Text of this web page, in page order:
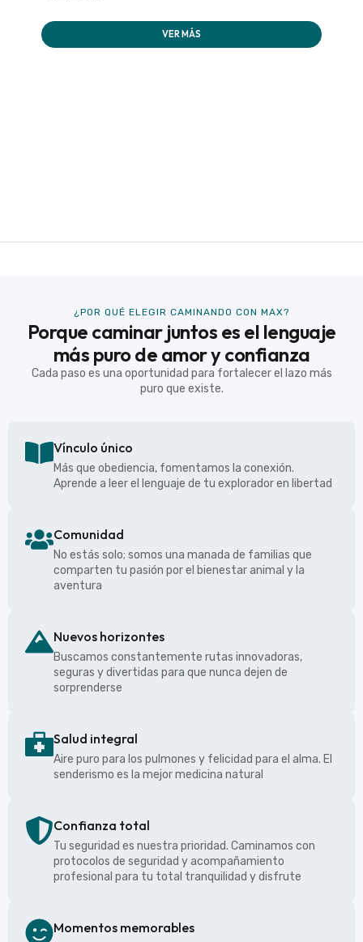
VER MÁS
¿POR QUÉ ELEGIR CAMINANDO CON MAX?
Porque caminar juntos es el lenguaje
más puro de amor y confianza
Cada paso es una oportunidad para fortalecer el lazo más
puro que existe.
Vínculo único
Más que obediencia, fomentamos la conexión.
Aprende a leer el lenguaje de tu explorador en libertad
Comunidad
No estás solo; somos una manada de familias que
comparten tu pasión por el bienestar animal y la
aventura
Nuevos horizontes
Buscamos constantemente rutas innovadoras,
seguras y divertidas para que nunca dejen de
sorprenderse
Salud integral
Aire puro para los pulmones y felicidad para el alma. El
senderismo es la mejor medicina natural
Confianza total
Tu seguridad es nuestra prioridad. Caminamos con
protocolos de seguridad y acompañamiento
profesional para tu total tranquilidad y disfrute
Momentos memorables